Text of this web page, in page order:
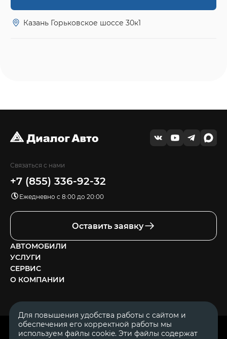
Казань Горьковское шоссе 30к1
Связаться с нами
+7 (855) 336-92-32
Ежедневно с 8:00 до 20:00
Оставить заявку
АВТОМОБИЛИ
УСЛУГИ
СЕРВИС
О КОМПАНИИ
ОГРН 1111644005153
Для повышения удобства работы с сайтом и
обеспечения его корректной работы мы
используем файлы cookie. Эти файлы содержат